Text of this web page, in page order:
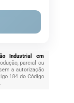
Industrial em
parcial ou
a autorização
184 do Código
.